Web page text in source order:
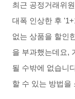
최근 공정거래위
대폭 인상한 후
없는 상품을 할인
을 부과했는데요,
될 수밖에 없습니
할 수 있는 방법을